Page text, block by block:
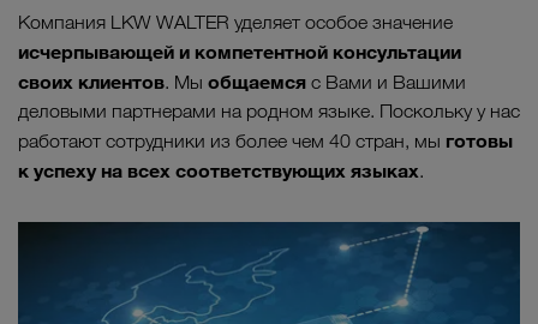
Компания LKW WALTER уделяет особое значение
исчерпывающей и компетентной консультации
своих клиентов. Мы общаемся с Вами и Вашими
деловыми партнерами на родном языке. Поскольку у нас
работают сотрудники из более чем 40 стран, мы готовы
к успеху на всех соответствующих языках.